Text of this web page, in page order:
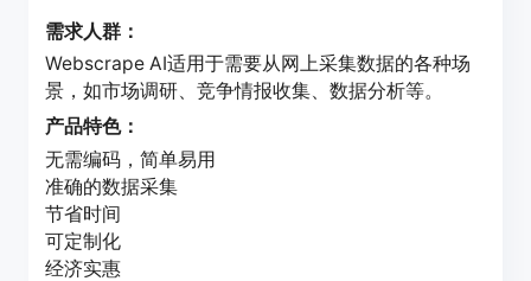
需求人群：
Webscrape AI适用于需要从网上采集数据的各种场
景，如市场调研、竞争情报收集、数据分析等。
产品特色：
无需编码，简单易用
准确的数据采集
节省时间
可定制化
经济实惠